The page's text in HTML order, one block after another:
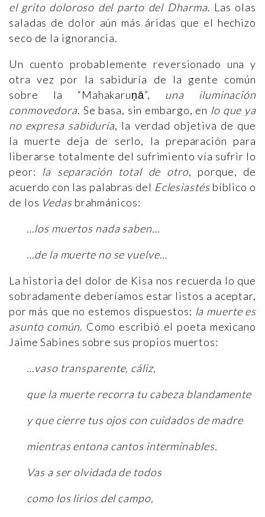
el grito doloroso del parto del Dharma. Las olas
saladas de dolor aún más áridas que el hechizo
seco de la ignorancia.
Un cuento probablemente reversionado una y
otra vez por la sabiduría de la gente común
sobre la “Mahakaruṇā”, una iluminación
conmovedora. Se basa, sin embargo, en lo que ya
no expresa sabiduría, la verdad objetiva de que
la muerte deja de serlo, la preparación para
liberarse totalmente del sufrimiento vía sufrir lo
peor: la separación total de otro, porque, de
acuerdo con las palabras del Eclesiastésbíblico o
de los Vedasbrahmánicos:
…los muertos nada saben…
…de la muerte no se vuelve…
La historia del dolor de Kisa nos recuerda lo que
sobradamente deberíamos estar listos a aceptar,
por más que no estemos dispuestos: la muerte es
asunto común. Como escribió el poeta mexicano
Jaime Sabines sobre sus propios muertos:
…vaso transparente, cáliz,
que la muerte recorra tu cabeza blandamente
y que cierre tus ojos con cuidados de madre
mientras entona cantos interminables.
Vas a ser olvidada de todos
como los lirios del campo,